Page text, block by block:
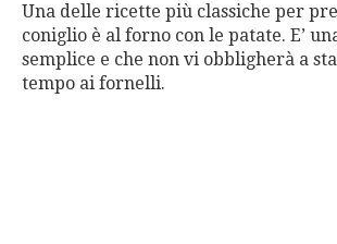
Una delle ricette più classiche per
coniglio è al forno con le patate. E’
semplice e che non vi obbligherà a
tempo ai fornelli.